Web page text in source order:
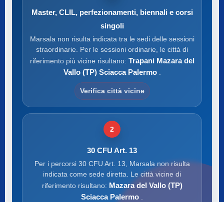
Master, CLIL, perfezionamenti, biennali e corsi
singoli
Marsala non risulta indicata tra le sedi delle sessioni
straordinarie. Per le sessioni ordinarie, le città di
riferimento più vicine risultano: Trapani Mazara del
Vallo (TP) Sciacca Palermo
Verifica città vicine
2
30 CFU Art. 13
Per i percorsi 30 CFU Art. 13, Marsala non risulta
indicata come sede diretta. Le città vicine di
riferimento risultano: Mazara del Vallo (TP)
Sciacca Palermo